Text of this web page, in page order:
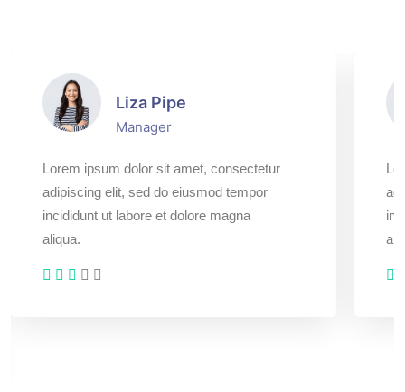
Liza Pipe
Manager
Lorem ipsum dolor sit amet, consectetur
adipiscing elit, sed do eiusmod tempor
incididunt ut labore et dolore magna
aliqua.